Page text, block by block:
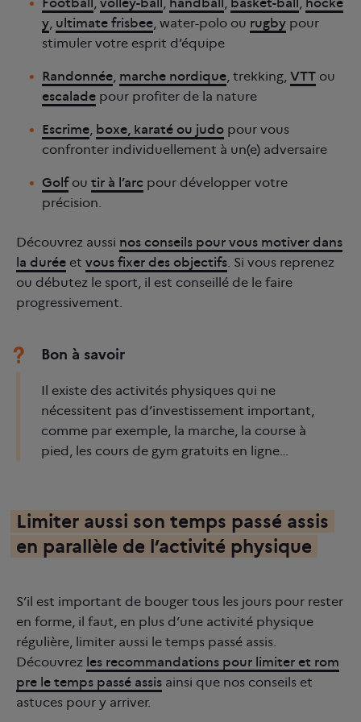
y, ultimate frisbee, water-polo ou rugby pour
stimuler votre esprit d’équipe
Randonnée, marche nordique, trekking, VTT ou
escalade pour profiter de la nature
Escrime, boxe, karaté ou judo pour vous
confronter individuellement à un(e) adversaire
Golfou tir à l’arc pour développer votre
précision.
Découvrez aussi nos conseils pour vous motiver dans
la durée et vous fixer des objectifs. Si vous reprenez
ou débutez le sport, il est conseillé de le faire
progressivement.
Bon à savoir
Il existe des activités physiques qui ne
nécessitent pas d’investissement important,
comme par exemple, la marche, la course à
pied, les cours de gym gratuits en ligne…
Limiter aussi son temps passé assis
en parallèle de l’activité physique
S’il est important de bouger tous les jours pour rester
en forme, il faut, en plus d’une activité physique
régulière, limiter aussi le temps passé assis.
Découvrez les recommandations pour limiter et rom
pre le temps passé assis ainsi que nos conseils et
astuces pour y arriver.